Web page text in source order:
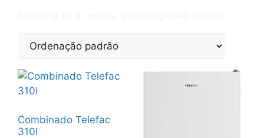
Combinado Telefac
310l